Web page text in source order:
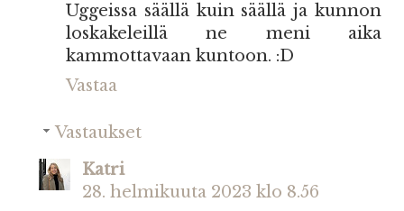
Uggeissa säällä kuin säällä ja kunnon
loskakeleillä ne meni aika
kammottavaan kuntoon. :D
Vastaa
Vastaukset
Katri
28. helmikuuta 2023 klo 8.56